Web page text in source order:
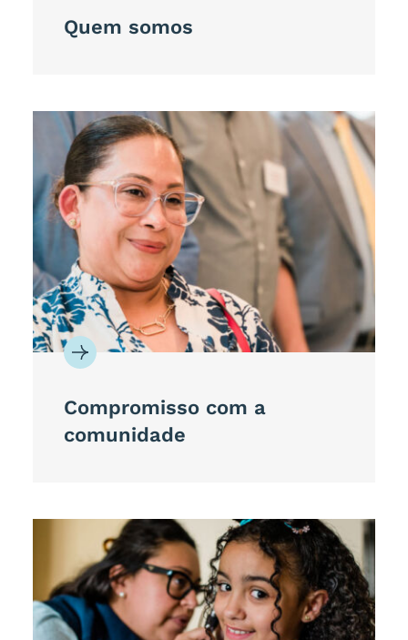
Quem somos
Compromisso com a
comunidade